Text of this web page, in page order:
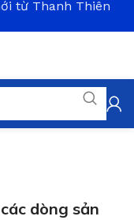
dòng sản
từ Thanh Thiên